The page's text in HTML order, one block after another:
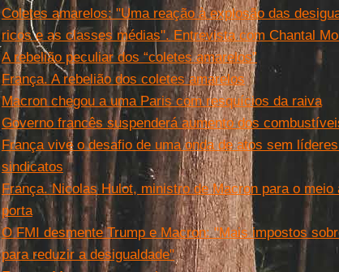
Coletes amarelos: "Uma reação à explosão das
ricos e as classes médias". Entrevista com Chantal
A rebelião peculiar dos “coletes amarelos”
França. A rebelião dos coletes amarelos
Macron chegou a uma Paris com resquícios da raiva
Governo francês suspenderá aumento dos
França vive o desafio de uma onda de atos sem
sindicatos
França. Nicolas Hulot, ministro de Macron para o meio
porta
O FMI desmente Trump e Macron: "Mais impostos
para reduzir a desigualdade"